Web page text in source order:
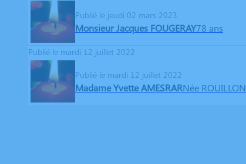
Publié le jeudi 02 mars 2023
Monsieur Jacques FOUGERAY78 ans
Publié le mardi 12 juillet 2022
Publié le mardi 12 juillet 2022
Madame Yvette AMESRARNée ROUILLON